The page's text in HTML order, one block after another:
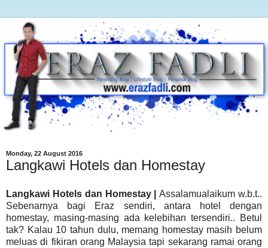
Monday, 22 August 2016
Langkawi Hotels dan Homestay
Langkawi Hotels dan Homestay |Assalamualaikum w.b.t..
Sebenarnya bagi Eraz sendiri, antara hotel dengan
homestay, masing-masing ada kelebihan tersendiri.. Betul
tak? Kalau 10 tahun dulu, memang homestay masih belum
meluas di fikiran orang Malaysia tapi sekarang ramai orang